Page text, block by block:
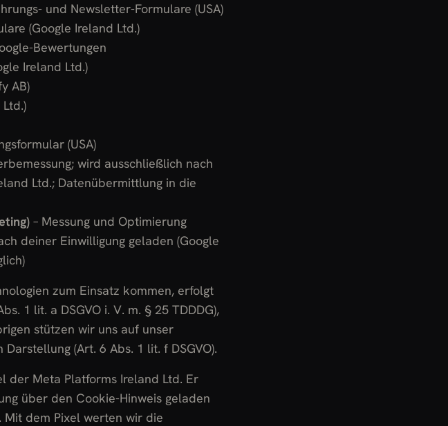
und Newsletter-Formulare (USA)
(Google Ireland Ltd.)
Bewertungen
Ireland Ltd.)
AB)
(USA)
wird ausschließlich nach
Ltd.; Datenübermittlung in die
– Messung und Optimierung
deiner Einwilligung geladen (Google
zum Einsatz kommen, erfolgt
1 lit. a DSGVO i. V. m. § 25 TDDDG),
stützen wir uns auf unser
(Art. 6 Abs. 1 lit. f DSGVO).
der Meta Platforms Ireland Ltd. Er
über den Cookie-Hinweis geladen
Mit dem Pixel werten wir die